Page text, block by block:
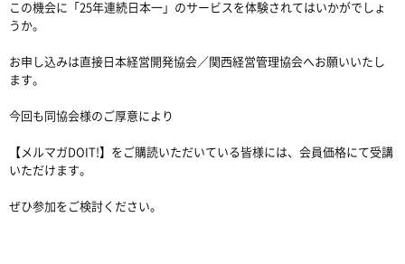
この機会に「25年連続日本一」のサービスを体験されてはいかがでしょ
うか。
お申し込みは直接日本経営開発協会／関西経営管理協会へお願いいたし
ます。
今回も同協会様のご厚意により
【メルマガDOIT!】をご購読いただいている皆様には、会員価格にて受講
いただけます。
ぜひ参加をご検討ください。